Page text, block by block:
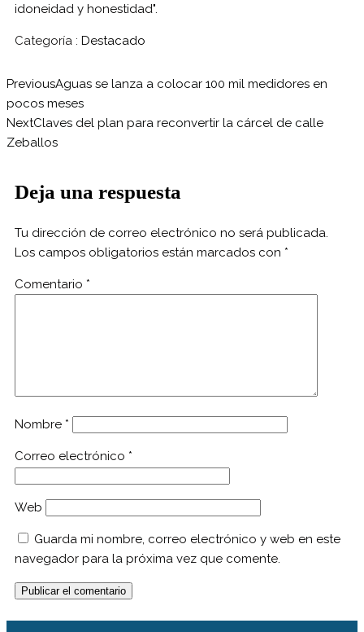
idoneidad y honestidad".
Categoría : Destacado
PreviousAguas se lanza a colocar 100 mil medidores en
pocos meses
NextClaves del plan para reconvertir la cárcel de calle
Zeballos
Deja una respuesta
Tu dirección de correo electrónico no será publicada.
Los campos obligatorios están marcados con *
Comentario *
Nombre *
Correo electrónico *
Web
Guarda mi nombre, correo electrónico y web en este
navegador para la próxima vez que comente.